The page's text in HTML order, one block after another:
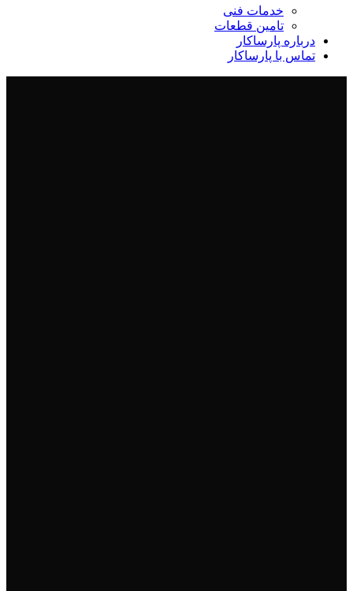
خدمات فنی
تامین قطعات
درباره پارساکار
تماس با پارساکار